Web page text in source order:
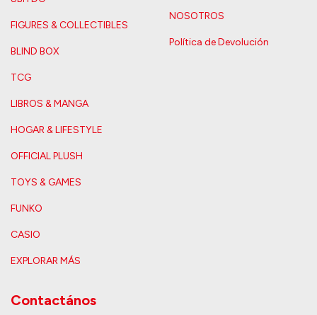
FIGURES & COLLECTIBLES
BLIND BOX
TCG
LIBROS & MANGA
HOGAR & LIFESTYLE
OFFICIAL PLUSH
TOYS & GAMES
FUNKO
CASIO
EXPLORAR MÁS
NOSOTROS
Política de Devolución
Contactános